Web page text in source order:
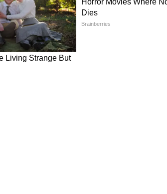
यही प्रोसेस 3-4 बार दोहराएं। इससे डंपलिंग्स
उसमें डाल दें। इन्हें 4-5 मिनट तक पकाएं।
कि ये पक चुके हैं।